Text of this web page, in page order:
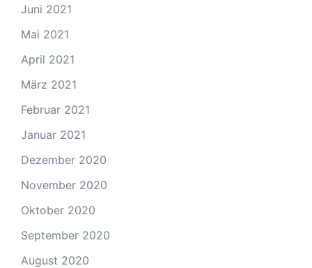
Juni 2021
Mai 2021
April 2021
März 2021
Februar 2021
Januar 2021
Dezember 2020
November 2020
Oktober 2020
September 2020
August 2020